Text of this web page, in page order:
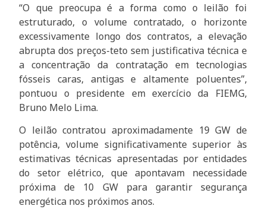
“O que preocupa é a forma como o leilão foi
estruturado, o volume contratado, o horizonte
excessivamente longo dos contratos, a elevação
abrupta dos preços-teto sem justificativa técnica e
a concentração da contratação em tecnologias
fósseis caras, antigas e altamente poluentes”,
pontuou o presidente em exercício da FIEMG,
Bruno Melo Lima.
O leilão contratou aproximadamente 19 GW de
potência, volume significativamente superior às
estimativas técnicas apresentadas por entidades
do setor elétrico, que apontavam necessidade
próxima de 10 GW para garantir segurança
energética nos próximos anos.